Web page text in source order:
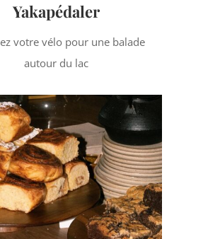
Yakapédaler
votre vélo pour une balade
autour du lac